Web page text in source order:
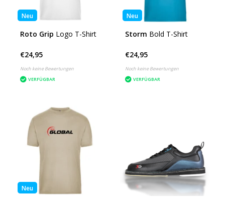
Neu
Roto Grip Logo T-Shirt
€24,95
Noch keine Bewertungen
VERFÜGBAR
Neu
Storm Bold T-Shirt
€24,95
Noch keine Bewertungen
VERFÜGBAR
Neu